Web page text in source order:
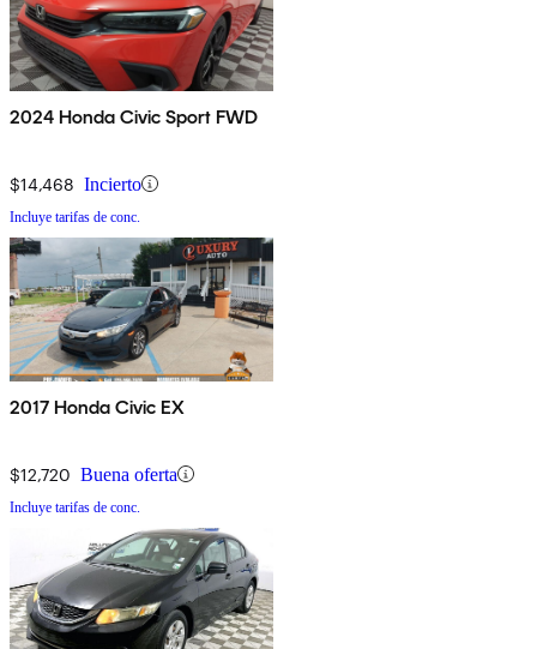
2024 Honda Civic Sport FWD
$14,468 Incierto
Incluye tarifas de conc.
2017 Honda Civic EX
$12,720 Buena oferta
Incluye tarifas de conc.